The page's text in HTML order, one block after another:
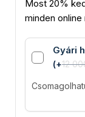
Most 20%
minden
Gyári
(+12